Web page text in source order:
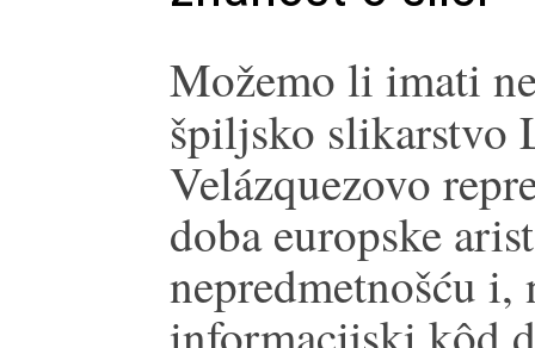
Možemo li imati
špiljsko slikarstvo
Velázquezovo
doba europske
nepredmetnošću